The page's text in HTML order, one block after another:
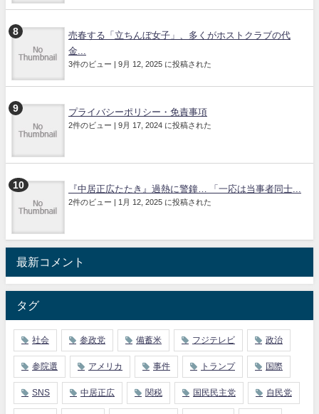
売春する「立ちんぼ女子」、多くがホストクラブの代
金...
3件のビュー 9月 12, 2025 に投稿された
プライバシーポリシー・免責事項
2件のビュー 9月 17, 2024 に投稿された
『中居正広たたき』過熱に警鐘… 「一応は当事者同士...
2件のビュー 1月 12, 2025 に投稿された
最新コメント
タグ
社会 参政党 備蓄米 フジテレビ 政治
参院選 アメリカ 事件 トランプ 国際
SNS 中居正広 関税 国民民主党 自民党